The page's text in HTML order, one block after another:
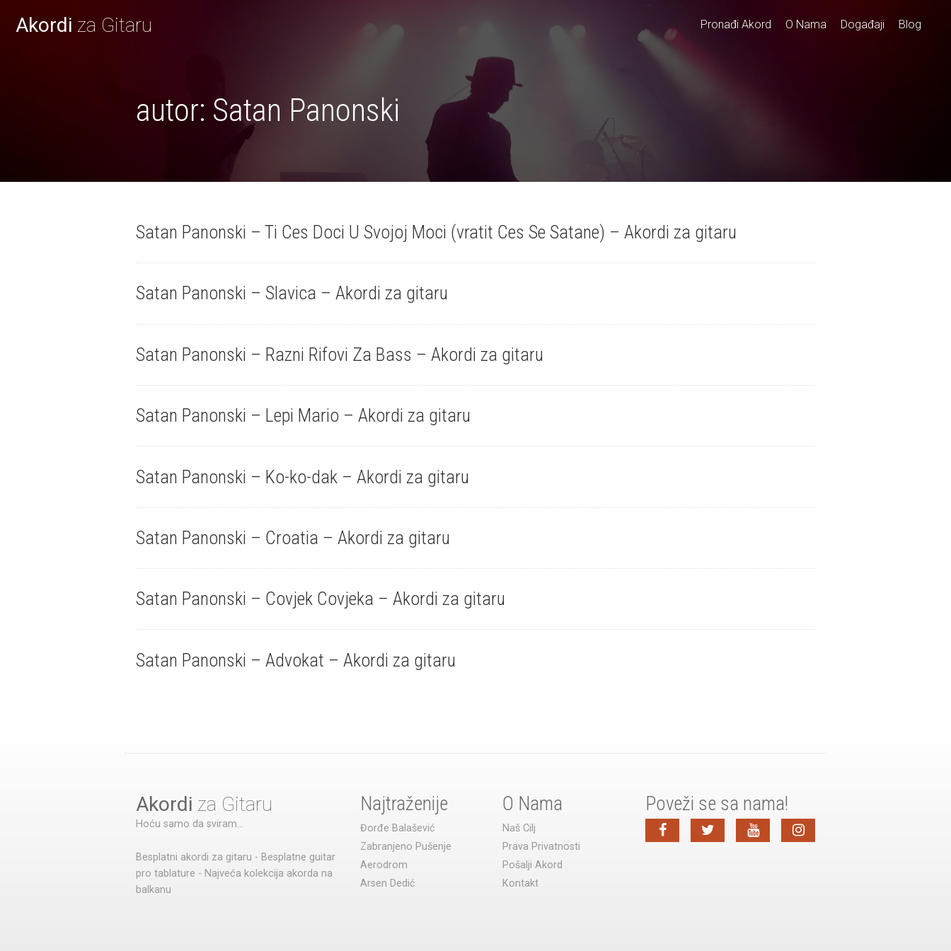
Akordi za Gitaru Pronađi Akord O Nama Događaji Blog
autor: Satan Panonski
Satan Panonski – Ti Ces Doci U Svojoj Moci (vratit Ces Se Satane) – Akordi za gitaru
Satan Panonski – Slavica – Akordi za gitaru
Satan Panonski – Razni Rifovi Za Bass – Akordi za gitaru
Satan Panonski – Lepi Mario – Akordi za gitaru
Satan Panonski – Ko-ko-dak – Akordi za gitaru
Satan Panonski – Croatia – Akordi za gitaru
Satan Panonski – Covjek Covjeka – Akordi za gitaru
Satan Panonski – Advokat – Akordi za gitaru
Akordi za Gitaru
Hoću samo da sviram...
Besplatni akordi za gitaru - Besplatne guitar
pro tablature - Najveća kolekcija akorda na
balkanu
Najtraženije
Đorđe Balašević
Zabranjeno Pušenje
Aerodrom
Arsen Dedić
O Nama
Naš Cilj
Prava Privatnosti
Pošalji Akord
Kontakt
Poveži se sa nama!